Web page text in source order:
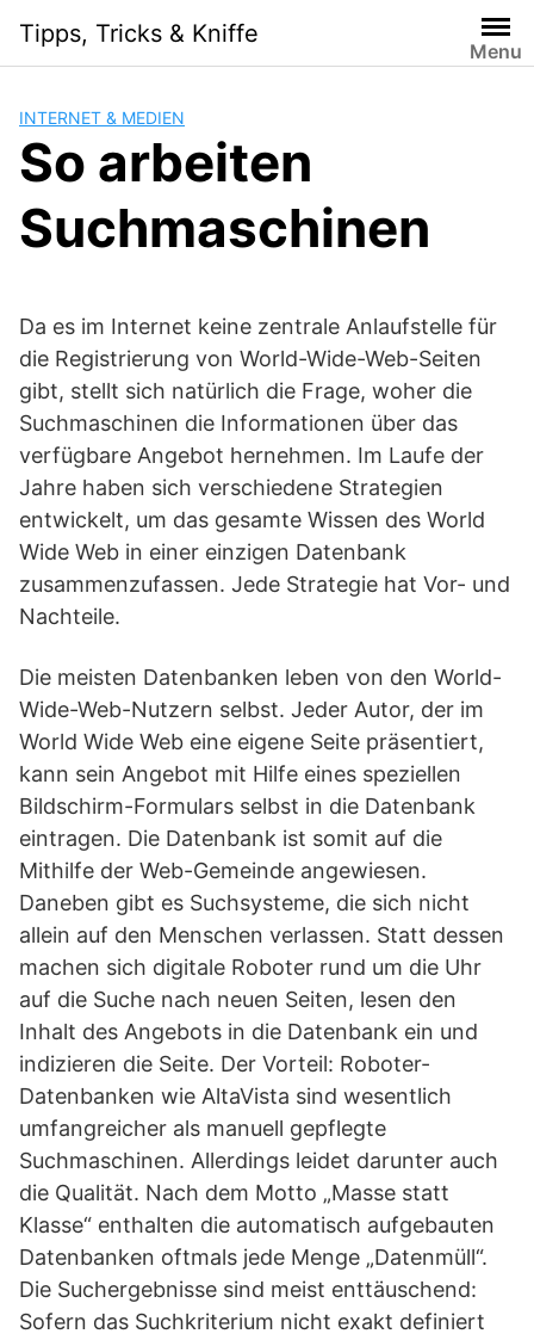
content
Tipps, Tricks & Kniffe
Menu
INTERNET & MEDIEN
So arbeiten
Suchmaschinen
Da es im Internet keine zentrale Anlaufstelle für
die Registrierung von World-Wide-Web-Seiten
gibt, stellt sich natürlich die Frage, woher die
Suchmaschinen die Informationen über das
verfügbare Angebot hernehmen. Im Laufe der
Jahre haben sich verschiedene Strategien
entwickelt, um das gesamte Wissen des World
Wide Web in einer einzigen Datenbank
zusammenzufassen. Jede Strategie hat Vor- und
Nachteile.
Die meisten Datenbanken leben von den World-
Wide-Web-Nutzern selbst. Jeder Autor, der im
World Wide Web eine eigene Seite präsentiert,
kann sein Angebot mit Hilfe eines speziellen
Bildschirm-Formulars selbst in die Datenbank
eintragen. Die Datenbank ist somit auf die
Mithilfe der Web-Gemeinde angewiesen.
Daneben gibt es Suchsysteme, die sich nicht
allein auf den Menschen verlassen. Statt dessen
machen sich digitale Roboter rund um die Uhr
auf die Suche nach neuen Seiten, lesen den
Inhalt des Angebots in die Datenbank ein und
indizieren die Seite. Der Vorteil: Roboter-
Datenbanken wie AltaVista sind wesentlich
umfangreicher als manuell gepflegte
Suchmaschinen. Allerdings leidet darunter auch
die Qualität. Nach dem Motto „Masse statt
Klasse“ enthalten die automatisch aufgebauten
Datenbanken oftmals jede Menge „Datenmüll“.
Die Suchergebnisse sind meist enttäuschend:
Sofern das Suchkriterium nicht exakt definiert